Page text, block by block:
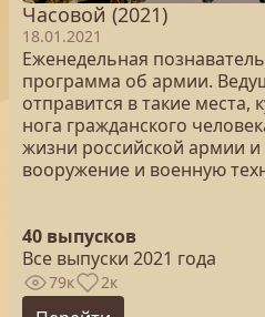
Часовой (2021)
18.01.2021
Еженедельная
программа об армии.
отправится в такие места,
нога гражданского
жизни российской армии
вооружение и военную
40 выпусков
Все выпуски 2021 года
79к 2к